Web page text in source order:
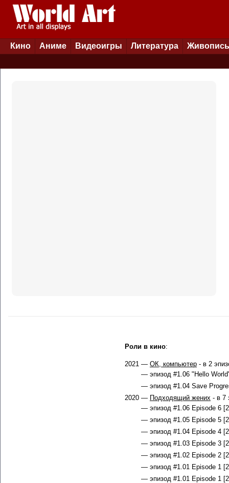
Кино Аниме Видеоигры Литература Живопись
Роли в кино:
2021 — ОК, компьютер - в 2
— эпизод #1.06 "Hello
— эпизод #1.04 Save
2020 — Подходящий жених - в 7
— эпизод #1.06 Episode 6
— эпизод #1.05 Episode 5
— эпизод #1.04 Episode 4
— эпизод #1.03 Episode 3
— эпизод #1.02 Episode 2
— эпизод #1.01 Episode 1
— эпизод #1.01 Episode 1